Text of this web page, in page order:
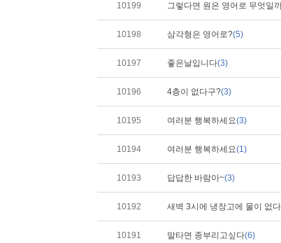
10199 그렇다면 원은 영어로 무엇일
10198 삼각형은 영어로?(5)
10197 좋은날입니다(3)
10196 4층이 없다구?(3)
10195 여러분 행복하세요(3)
10194 여러분 행복하세요(1)
10193 답답한 바람아~(3)
10192 새벽 3시에 냉장고에 물이 없다
10191 말타면 종부리고싶다(6)